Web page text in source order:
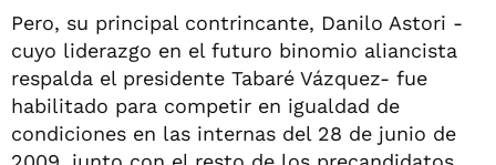
Pero, su principal contrincante, Danilo Astori -
cuyo liderazgo en el futuro binomio aliancista
respalda el presidente Tabaré Vázquez- fue
habilitado para competir en igualdad de
condiciones en las internas del 28 de junio de